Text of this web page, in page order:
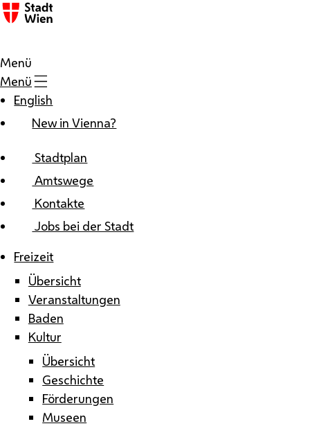
Zum Inhalt
Menü
Menü
English
New in Vienna?
Stadtplan
Amtswege
Kontakte
Jobs bei der Stadt
Freizeit
Übersicht
Veranstaltungen
Baden
Kultur
Übersicht
Geschichte
Förderungen
Museen